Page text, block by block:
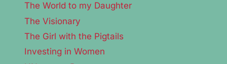
The World to my Daughter
The Visionary
The Girl with the Pigtails
Investing in Women